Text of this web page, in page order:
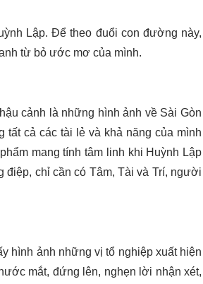
Lập. Để theo đuổi con đường này,
từ bỏ ước mơ của mình.
cảnh là những hình ảnh về Sài Gòn
cả các tài lẻ và khả năng của mình
mang tính tâm linh khi Huỳnh Lập
điệp, chỉ cần có Tâm, Tài và Trí, người
hình ảnh những vị tổ nghiệp xuất hiện
mắt, đứng lên, nghẹn lời nhận xét,